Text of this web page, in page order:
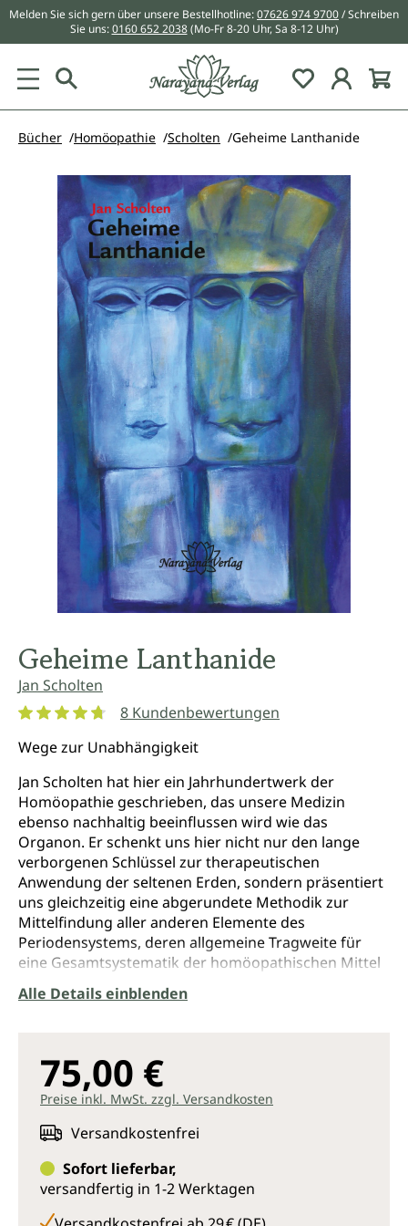
springen
Melden Sie sich gern über unsere Bestellhotline:07626 974 9700/ Schreiben
Sie uns:0160 652 2038 (Mo-Fr 8-20 Uhr, Sa 8-12 Uhr)
Du hast 0
Bücher Homöopathie Scholten Geheime Lanthanide
Bildergalerie überspringen
Geheime Lanthanide
Jan Scholten
8 Kundenbewertungen
Wege zur Unabhängigkeit
Jan Scholten hat hier ein Jahrhundertwerk der
Homöopathie geschrieben, das unsere Medizin
ebenso nachhaltig beeinflussen wird wie das
Organon. Er schenkt uns hier nicht nur den lange
verborgenen Schlüssel zur therapeutischen
Anwendung der seltenen Erden, sondern präsentiert
uns gleichzeitig eine abgerundete Methodik zur
Mittelfindung aller anderen Elemente des
Periodensystems, deren allgemeine Tragweite für
eine Gesamtsystematik der homöopathischen Mittel
man erst zu ahnen beginnt. Nachdem die „Theorie
der Elemente“ gegen Ende des 20. Jahrhunderts
Beginn des neuen Jahrhunderts das begonnene
Werk.
des Autors. Es präsentiert eine völlig neu entdeckte
Mittelgruppe, die den Arzneischatz der Homöopathie
entscheidend bereichert. Die Lanthanide werden für
die homöopathische Medizin bald ebenso
unersetzlich sein wie sie es seit Jahrzehnten für die
Alle Details einblenden
75,00 €
Preise inkl. MwSt. zzgl. Versandkosten
Versandkostenfrei
Sofort lieferbar,
versandfertig in 1-2 Werktagen